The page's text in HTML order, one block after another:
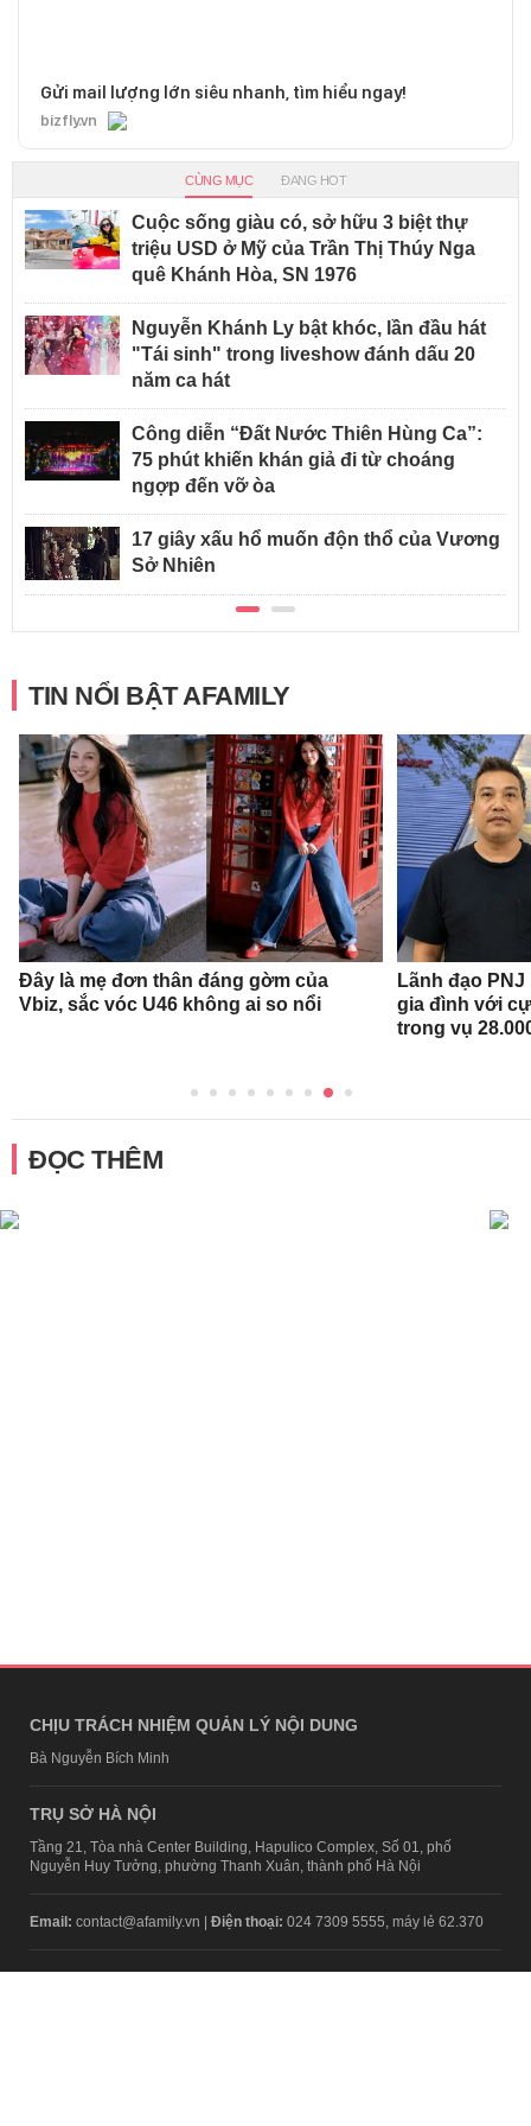
Gửi mail lượng lớn siêu nhanh, tìm hiểu ngay!
bizfly.vn
CÙNG MỤC ĐANG HOT
Cuộc sống giàu có, sở hữu 3 biệt thự
triệu USD ở Mỹ của Trần Thị Thúy Nga
quê Khánh Hòa, SN 1976
Nguyễn Khánh Ly bật khóc, lần đầu hát
"Tái sinh" trong liveshow đánh dấu 20
năm ca hát
Công diễn “Đất Nước Thiên Hùng Ca”:
75 phút khiến khán giả đi từ choáng
ngợp đến vỡ òa
17 giây xấu hổ muốn độn thổ của Vương
Sở Nhiên
TIN NỔI BẬT AFAMILY
Đây là mẹ đơn thân đáng gờm của
Vbiz, sắc vóc U46 không ai so nổi
Lãnh đạo
gia đình với
trong vụ
ĐỌC THÊM
CHỊU TRÁCH NHIỆM QUẢN LÝ NỘI DUNG
Bà Nguyễn Bích Minh
TRỤ SỞ HÀ NỘI
Tầng 21, Tòa nhà Center Building, Hapulico Complex, Số 01, phố
Nguyễn Huy Tưởng, phường Thanh Xuân, thành phố Hà Nội
Email: contact@afamily.vn | Điện thoại: 024 7309 5555, máy lẻ 62.370
VPĐD TẠI TP.HCM